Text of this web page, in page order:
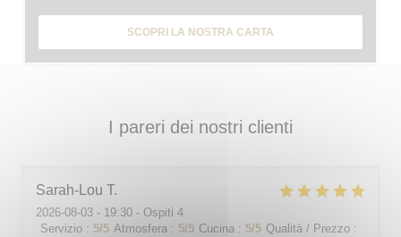
I pareri dei nostri clienti
Sarah-Lou T
2026-08-03 - 19:30 - Ospiti 4
Servizio : 5/5 Atmosfera : 5/5 Cucina : 5/5 Qualità / Prezzo :
SCOPRI LA NOSTRA CARTA